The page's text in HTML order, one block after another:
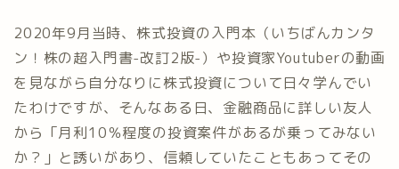
2020年9月当時、株式投資の入門本（いちばんカンタ
ン！株の超入門書-改訂2版-）や投資家Youtuberの動画
を見ながら自分なりに株式投資について日々学んでい
たわけですが、そんなある日、金融商品に詳しい友人
から「月利10％程度の投資案件があるが乗ってみない
か？」と誘いがあり、信頼していたこともあってその